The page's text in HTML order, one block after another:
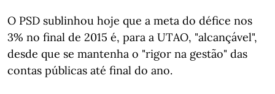
O PSD sublinhou hoje que a meta do défice nos
3% no final de 2015 é, para a UTAO, "alcançável",
desde que se mantenha o "rigor na gestão" das
contas públicas até final do ano.